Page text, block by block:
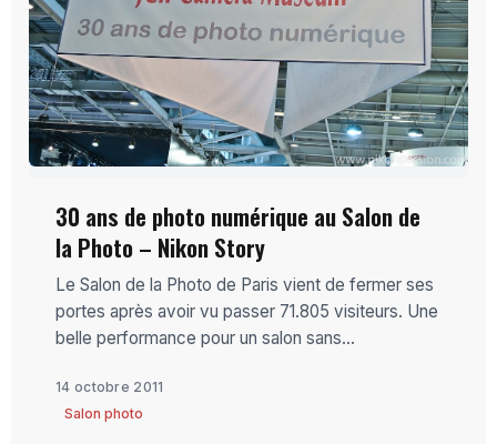
30 ans de photo numérique au Salon de
la Photo – Nikon Story
Le Salon de la Photo de Paris vient de fermer ses
portes après avoir vu passer 71.805 visiteurs. Une
belle performance pour un salon sans...
14 octobre 2011
Salon photo